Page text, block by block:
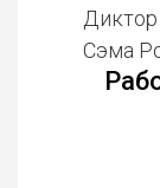
Сэма